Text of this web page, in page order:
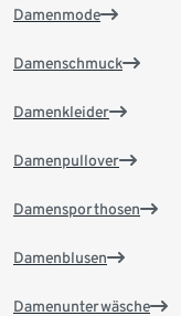
Damenmode
Damenschmuck
Damenkleider
Damenpullover
Damensporthosen
Damenblusen
Damenunterwäsche